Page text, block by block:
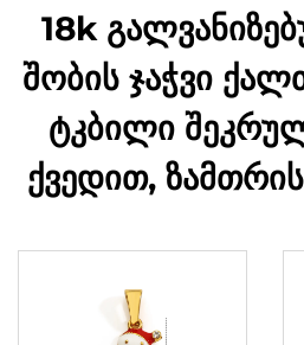
18k
შობის ჯაჭვი
ტკბილი
ქვედით,